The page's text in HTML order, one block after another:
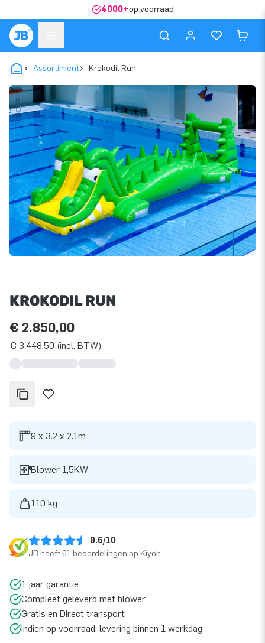
4000+op voorraad
Assortiment Krokodil Run
KROKODIL RUN
€ 2.850,00
€ 3.448,50 (incl. BTW)
9 x 3.2 x 2.1m
Blower 1,5KW
110 kg
9.6/10
JB heeft 61 beoordelingen op Kiyoh
1 jaar garantie
Compleet geleverd met blower
Gratis en Direct transport
Indien op voorraad, levering binnen 1 werkdag